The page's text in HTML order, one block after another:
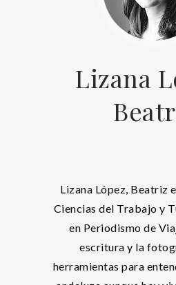
Lizana
Lizana López, Beatriz
Ciencias del Trabajo y
en Periodismo de
escritura y la
herramientas para